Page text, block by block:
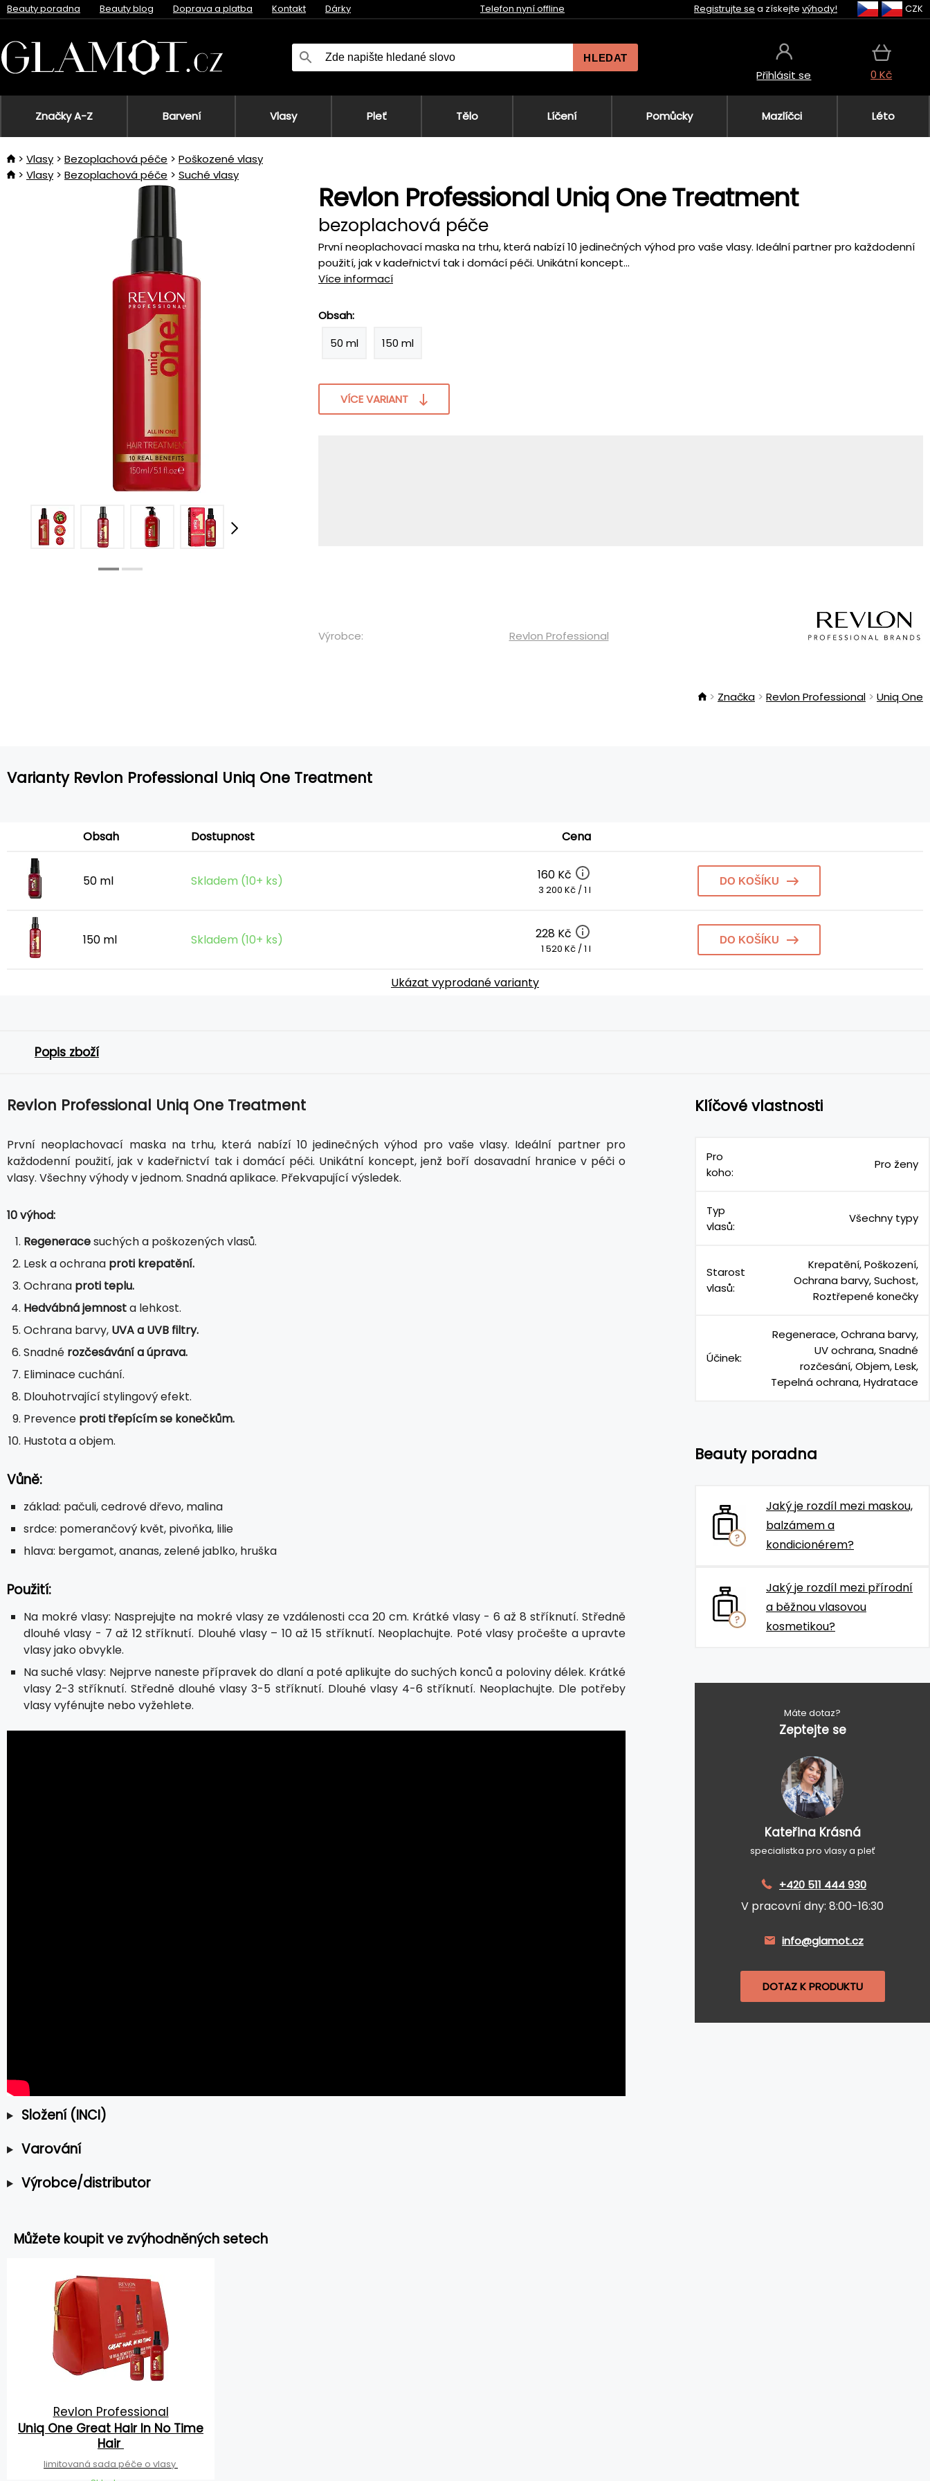
Beauty poradna Beauty blog Doprava a platba Kontakt Dárky Telefon nyní offline Registrujte se a získejte výhody! CZK
HLEDAT
Přihlásit se 0 Kč
Značky A-Z Barvení Vlasy Pleť Tělo Líčení Pomůcky Mazlíčci Léto
Vlasy Bezoplachová péče
Poškozené vlasy
Vlasy
Bezoplachová péče Suché vlasy
Revlon Professional Uniq One Treatment
bezoplachová péče
První neoplachovací maska na trhu, která nabízí 10 jedinečných výhod pro vaše vlasy. Ideální partner pro každodenní
použití, jak v kadeřnictví tak i domácí péči. Unikátní koncept...
Více informací
Obsah:
50 ml
150 ml
VÍCE VARIANT
Výrobce: Revlon Professional
Značka Revlon Professional Uniq One
Varianty Revlon Professional Uniq One Treatment
Obsah Dostupnost Cena
50 ml Skladem (10+ ks) 160 Kč
3 200 Kč / 1 l
DO KOŠÍKU
150 ml Skladem (10+ ks) 228 Kč
1 520 Kč / 1 l
DO KOŠÍKU
Ukázat vyprodané varianty
Popis zboží
Revlon Professional Uniq One Treatment
První neoplachovací maska na trhu, která nabízí 10 jedinečných výhod pro vaše vlasy. Ideální partner pro
každodenní použití, jak v kadeřnictví tak i domácí péči. Unikátní koncept, jenž boří dosavadní hranice v péči o
vlasy. Všechny výhody v jednom. Snadná aplikace. Překvapující výsledek.
10 výhod:
Regeneracesuchých a poškozených vlasů.
Lesk a ochrana proti krepatění.
Ochrana proti teplu.
Hedvábná jemnosta lehkost.
Ochrana barvy, UVA a UVB filtry.
Snadné rozčesávání a úprava.
Eliminace cuchání.
Dlouhotrvající stylingový efekt.
Prevence proti třepícím se konečkům.
Hustota a objem.
Vůně:
základ: pačuli, cedrové dřevo, malina
srdce: pomerančový květ, pivoňka, lilie
hlava: bergamot, ananas, zelené jablko, hruška
Použití:
Na mokré vlasy: Nasprejujte na mokré vlasy ze vzdálenosti cca 20 cm. Krátké vlasy - 6 až 8 stříknutí. Středně
dlouhé vlasy - 7 až 12 stříknutí. Dlouhé vlasy – 10 až 15 stříknutí. Neoplachujte. Poté vlasy pročešte a upravte
vlasy jako obvykle.
Na suché vlasy: Nejprve naneste přípravek do dlaní a poté aplikujte do suchých konců a poloviny délek. Krátké
vlasy 2-3 stříknutí. Středně dlouhé vlasy 3-5 stříknutí. Dlouhé vlasy 4-6 stříknutí. Neoplachujte. Dle potřeby
vlasy vyfénujte nebo vyžehlete.
Složení (INCI)
Varování
Výrobce/distributor
Můžete koupit ve zvýhodněných setech
Revlon Professional
Uniq One Great Hair In No Time
Hair
limitovaná sada péče o vlasy
Klíčové vlastnosti
Pro
koho:
Pro ženy
Typ
vlasů:
Všechny typy
Starost
vlasů:
Krepatění, Poškození,
Ochrana barvy, Suchost,
Roztřepené konečky
Účinek:
Regenerace, Ochrana barvy,
UV ochrana, Snadné
rozčesání, Objem, Lesk,
Tepelná ochrana, Hydratace
Beauty poradna
Jaký je rozdíl mezi maskou,
balzámem a
kondicionérem?
Jaký je rozdíl mezi přírodní
a běžnou vlasovou
kosmetikou?
Máte dotaz?
Zeptejte se
Kateřina Krásná
specialistka pro vlasy a pleť
+420 511 444 930
V pracovní dny: 8:00-16:30
info@glamot.cz
DOTAZ K PRODUKTU